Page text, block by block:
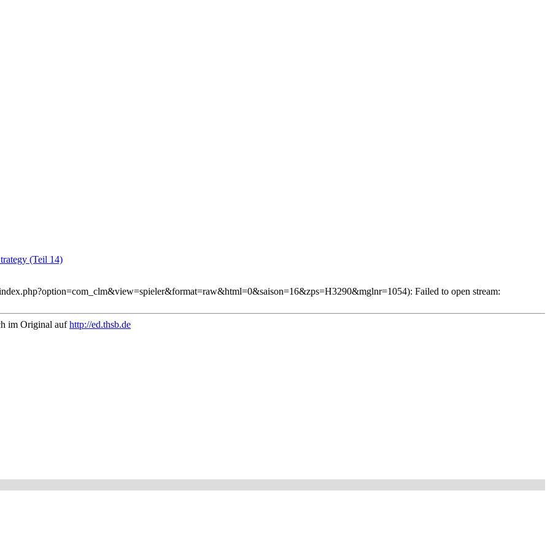
(Teil 14)
Failed to open stream:
im Original aufhttp://ed.thsb.de